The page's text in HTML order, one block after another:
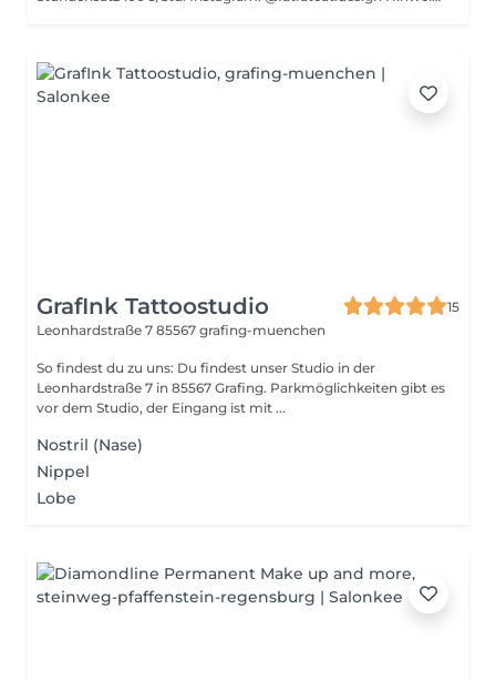
GrafInk Tattoostudio
15
Leonhardstraße 7 85567 grafing-muenchen
So findest du zu uns: Du findest unser Studio in der
Leonhardstraße 7 in 85567 Grafing. Parkmöglichkeiten gibt es
vor dem Studio, der Eingang ist mit ...
Nostril (Nase)
Nippel
Lobe